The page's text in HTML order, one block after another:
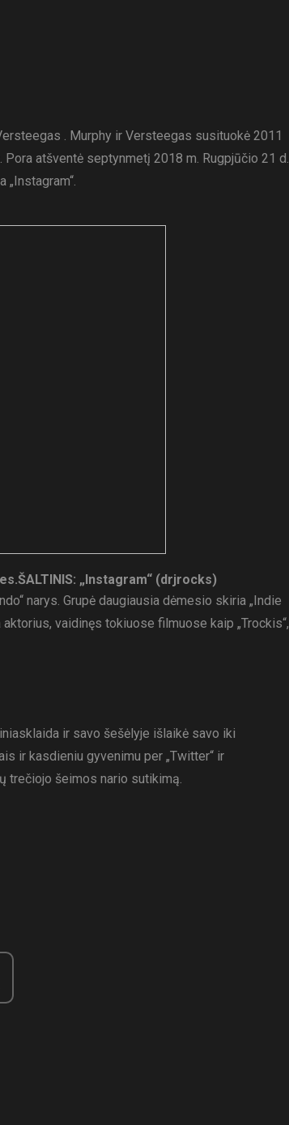
. Murphy ir Versteegas susituokė 2011
atšventė septynmetį 2018 m. Rugpjūčio 21 d.
ŠALTINIS: „Instagram“ (drjrocks)
narys. Grupė daugiausia dėmesio skiria „Indie
vaidinęs tokiuose filmuose kaip „Trockis“,
ir savo šešėlyje išlaikė savo iki
ir kasdieniu gyvenimu per „Twitter“ ir
trečiojo šeimos nario sutikimą.